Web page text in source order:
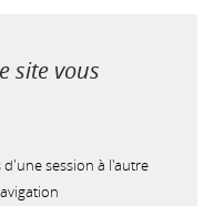
site vous
session à l'autre